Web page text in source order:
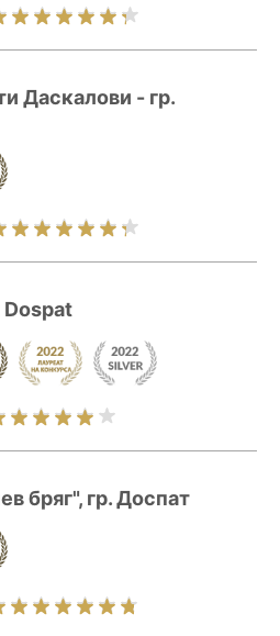
Даскалови - гр.
бряг", гр. Доспат